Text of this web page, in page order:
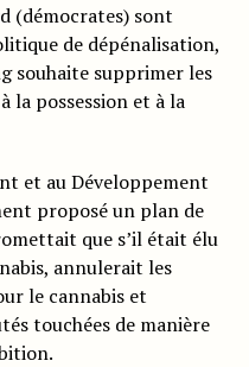
(démocrates) sont
de dépénalisation,
souhaite supprimer les
la possession et à la
et au Développement
proposé un plan de
que s’il était élu
annulerait les
le cannabis et
touchées de manière